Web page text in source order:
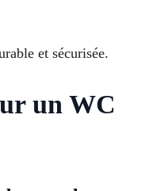
et sécurisée.
un WC